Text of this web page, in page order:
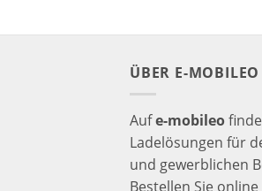
ÜBER E-MOBILEO
Aufe-mobileo
Ladelösungen für
und gewerblichen
Bestellen Sie